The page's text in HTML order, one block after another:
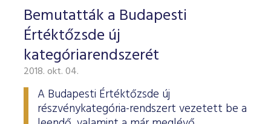
Bemutatták a Budapesti
Értéktőzsde új
kategóriarendszerét
2018. okt. 04.
A Budapesti Értéktőzsde új
részvénykategória-rendszert vezetett be a